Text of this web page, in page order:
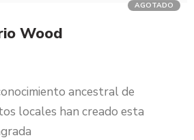
AGOTADO
Wood
ancestral de
locales han creado esta